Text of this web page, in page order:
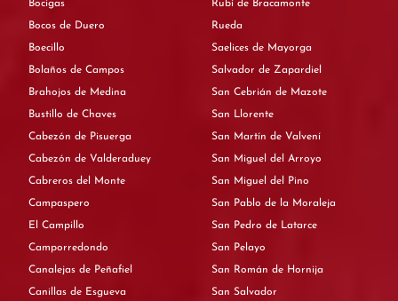
Bocigas
Bocos de Duero
Boecillo
Bolaños de Campos
Brahojos de Medina
Bustillo de Chaves
Cabezón de Pisuerga
Cabezón de Valderaduey
Cabreros del Monte
Campaspero
El Campillo
Camporredondo
Canalejas de Peñafiel
Canillas de Esgueva
Rubí de Bracamonte
Rueda
Saelices de Mayorga
Salvador de Zapardiel
San Cebrián de Mazote
San Llorente
San Martín de Valvení
San Miguel del Arroyo
San Miguel del Pino
San Pablo de la Moraleja
San Pedro de Latarce
San Pelayo
San Román de Hornija
San Salvador